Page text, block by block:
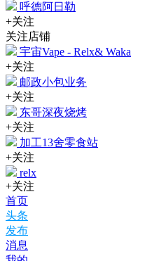
呼德阿日勒
+关注
关注店铺
宇宙Vape - Relx& Waka
+关注
邮政小包业务
+关注
东哥深夜烧烤
+关注
加工13舍零食站
+关注
relx
+关注
首页
头条
发布
消息